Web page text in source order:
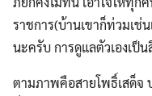
ราชการ(บ้านเขาก็ท่วมเช่
นะครับ การดูแลตัวเองเป็
ตามภาพคือสายโพธิ์เสด็จ